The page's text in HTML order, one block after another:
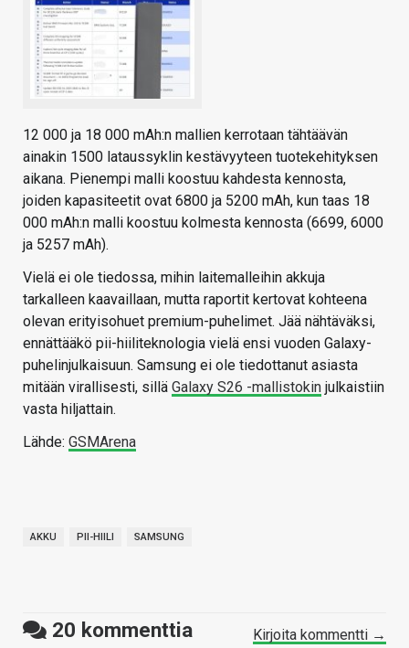
12 000 ja 18 000 mAh:n mallien kerrotaan tähtäävän
ainakin 1500 lataussyklin kestävyyteen tuotekehityksen
aikana. Pienempi malli koostuu kahdesta kennosta,
joiden kapasiteetit ovat 6800 ja 5200 mAh, kun taas 18
000 mAh:n malli koostuu kolmesta kennosta (6699, 6000
ja 5257 mAh).
Vielä ei ole tiedossa, mihin laitemalleihin akkuja
tarkalleen kaavaillaan, mutta raportit kertovat kohteena
olevan erityisohuet premium-puhelimet. Jää nähtäväksi,
ennättääkö pii-hiiliteknologia vielä ensi vuoden Galaxy-
puhelinjulkaisuun. Samsung ei ole tiedottanut asiasta
mitään virallisesti, sillä Galaxy S26 -mallistokin julkaistiin
vasta hiljattain.
Lähde: GSMArena
AKKU PII-HIILI SAMSUNG
20 kommenttia Kirjoita kommentti →